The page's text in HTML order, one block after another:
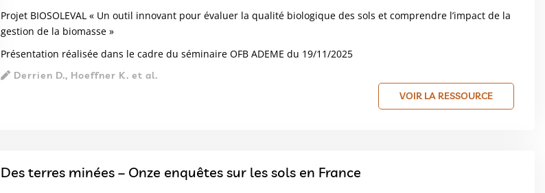
Projet BIOSOLEVAL « Un outil innovant pour évaluer la qualité biologique des sols et comprendre l’impact de la
gestion de la biomasse »
Présentation réalisée dans le cadre du séminaire OFB ADEME du 19/11/2025
Derrien D., Hoeffner K. et al.
VOIR LA RESSOURCE
Des terres minées – Onze enquêtes sur les sols en France